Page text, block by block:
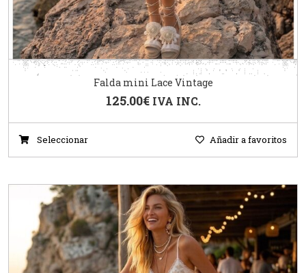
Falda mini Lace Vintage
125.00€ IVA INC.
Seleccionar Añadir a favoritos